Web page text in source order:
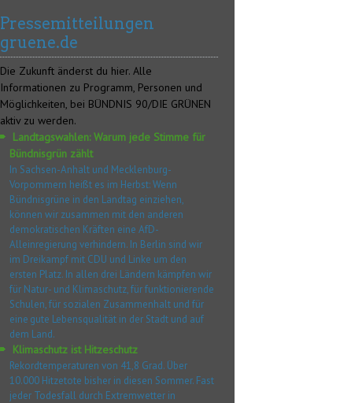
Pressemitteilungen
gruene.de
Die Zukunft änderst du hier. Alle
Informationen zu Programm, Personen und
Möglichkeiten, bei BÜNDNIS 90/DIE GRÜNEN
aktiv zu werden.
Landtagswahlen: Warum jede Stimme für
Bündnisgrün zählt
In Sachsen-Anhalt und Mecklenburg-
Vorpommern heißt es im Herbst: Wenn
Bündnisgrüne in den Landtag einziehen,
können wir zusammen mit den anderen
demokratischen Kräften eine AfD-
Alleinregierung verhindern. In Berlin sind wir
im Dreikampf mit CDU und Linke um den
ersten Platz. In allen drei Ländern kämpfen wir
für Natur- und Klimaschutz, für funktionierende
Schulen, für sozialen Zusammenhalt und für
eine gute Lebensqualität in der Stadt und auf
dem Land.
Klimaschutz ist Hitzeschutz
Rekordtemperaturen von 41,8 Grad. Über
10.000 Hitzetote bisher in diesen Sommer. Fast
jeder Todesfall durch Extremwetter in